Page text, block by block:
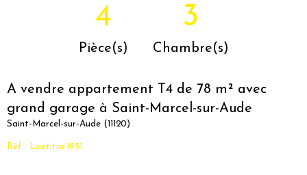
4
Pièce(s)
3
Chambre(s)
A vendre appartement T4 de 78 m² avec
grand garage à Saint-Marcel-sur-Aude
Saint-Marcel-sur-Aude (11120)
Réf : Laetitia-1951